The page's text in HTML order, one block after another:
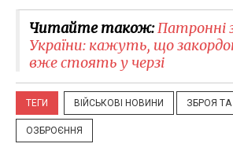
Читайте також:Патронні
України: кажуть, що
вже стоять у черзі
ТЕГИ ВІЙСЬКОВІ НОВИНИ ЗБРОЯ
ОЗБРОЄННЯ